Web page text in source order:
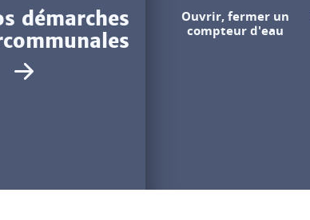
démarches
Ouvrir, fermer un
compteur d'eau